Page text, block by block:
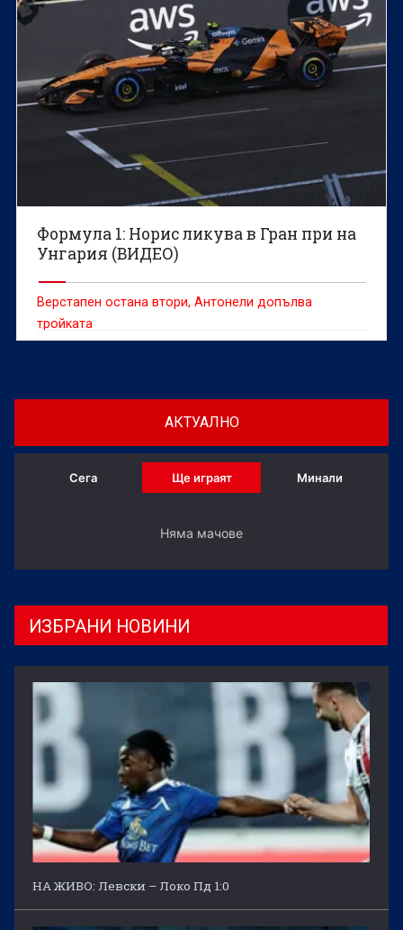
Формула 1: Норис ликува в Гран при на
Унгария (ВИДЕО)
Верстапен остана втори, Антонели допълва
тройката
АКТУАЛНО
Сега Ще играят Минали
Няма мачове
ИЗБРАНИ НОВИНИ
НА ЖИВО: Левски – Локо Пд 1:0